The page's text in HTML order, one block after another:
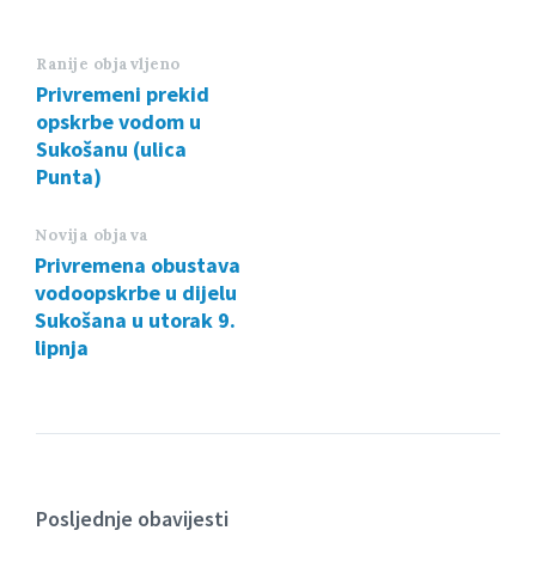
Ranije objavljeno
Privremeni prekid
opskrbe vodom u
Sukošanu (ulica
Punta)
Novija objava
Privremena obustava
vodoopskrbe u dijelu
Sukošana u utorak 9.
lipnja
Posljednje obavijesti